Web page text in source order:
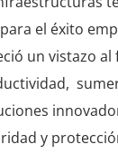
el éxito
un vistazo al
y